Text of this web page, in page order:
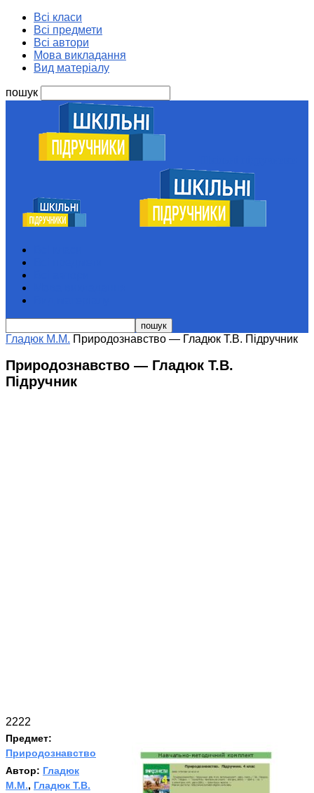
Всі класи
Всі предмети
Всі автори
Мова викладання
Вид матеріалу
пошук
Гладюк М.М. Природознавство — Гладюк Т.В. Підручник
Природознавство — Гладюк Т.В.
Підручник
2222
Предмет:
Природознавство
Автор: Гладюк
М.М., Гладюк Т.В.